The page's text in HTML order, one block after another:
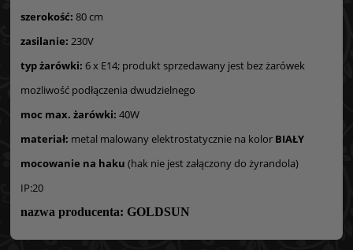
szerokość: 80 cm
zasilanie: 230V
typ żarówki: 6 x E14; produkt sprzedawany jest bez żarówek
możliwość podłączenia dwudzielnego
moc max. żarówki: 40W
materiał: metal malowany elektrostatycznie na kolor BIAŁY
mocowanie na haku (hak nie jest załączony do żyrandola)
IP:20
nazwa producenta: GOLDSUN